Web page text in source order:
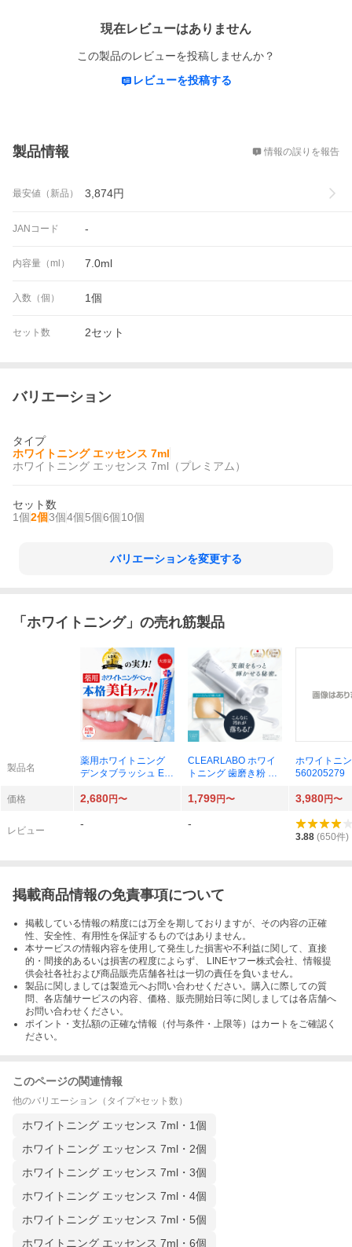
現在レビューはありません
この製品のレビューを投稿しませんか？
レビューを投稿する
製品情報 情報の誤りを報告
最安値（新品） 3,874円
JANコード -
内容量（ml） 7.0ml
入数（個） 1個
セット数 2セット
バリエーション
タイプ
ホワイトニング エッセンス 7ml
ホワイトニング エッセンス 7ml（プレミアム）
セット数
1個2個3個4個5個6個10個
バリエーションを変更する
「 ホワイトニング」の売れ筋製品
製品名
薬用ホワイトニング
デンタブラッシュ EX
CLEARLABO ホワイ
トニング 歯磨き粉 10
激 黄ばみ はみがき粉
日本製
ホワイトニ
560205279
価格 2,680円〜 1,799円〜 3,980円〜
レビュー
- -
3.88 (650件)
掲載商品情報の免責事項について
掲載している情報の精度には万全を期しておりますが、その内容の正確
性、安全性、有用性を保証するものではありません。
本サービスの情報内容を使用して発生した損害や不利益に関して、直接
的・間接的あるいは損害の程度によらず、 LINEヤフー株式会社、情報提
供会社各社および商品販売店舗各社は一切の責任を負いません。
製品に関しましては製造元へお問い合わせください。購入に際しての質
問、各店舗サービスの内容、価格、販売開始日等に関しましては各店舗へ
お問い合わせください。
ポイント・支払額の正確な情報（付与条件・上限等）はカートをご確認く
ださい。
このページの関連情報
他のバリエーション（タイプ×セット数）
ホワイトニング エッセンス 7ml・1個
ホワイトニング エッセンス 7ml・2個
ホワイトニング エッセンス 7ml・3個
ホワイトニング エッセンス 7ml・4個
ホワイトニング エッセンス 7ml・5個
ホワイトニング エッセンス 7ml・6個